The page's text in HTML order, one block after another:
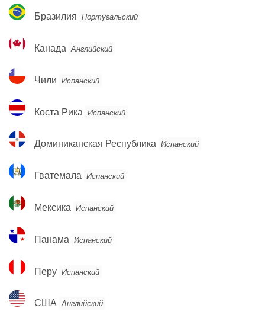
Бразилия
Бразилия Португальский
Канада
Канада Английский
Чили
Чили Испанский
Коста
Рика
Коста Рика Испанский
Доминиканская
Республика
Доминиканская Республика Испанский
Гватемала
Гватемала Испанский
Мексика
Мексика Испанский
Панама
Панама Испанский
Перу
Перу Испанский
США
США Английский